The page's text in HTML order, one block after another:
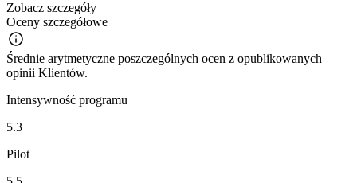
Zobacz szczegóły
Oceny szczegółowe
Średnie arytmetyczne poszczególnych ocen z opublikowanych
opinii Klientów.
Intensywność programu
5.3
Pilot